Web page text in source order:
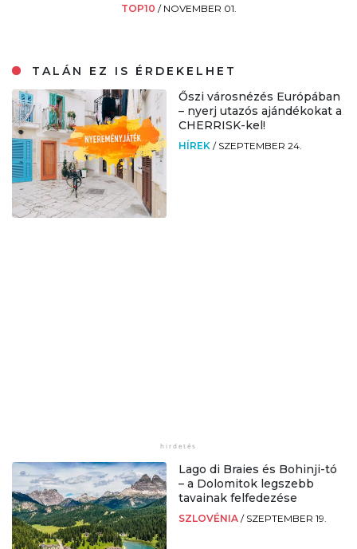
TOP10 / NOVEMBER 01.
TALÁN EZ IS ÉRDEKELHET
Őszi városnézés Európában
– nyerj utazós ajándékokat a
CHERRISK-kel!
HÍREK / SZEPTEMBER 24.
Lago di Braies és Bohinji-tó
– a Dolomitok legszebb
tavainak felfedezése
SZLOVÉNIA / SZEPTEMBER 19.